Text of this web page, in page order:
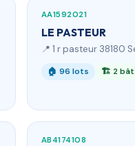
AA1592021
LE PASTEUR
📍 1 r pasteur 38180
🏠 96 lots 🏗 2 bât.
AB4174108